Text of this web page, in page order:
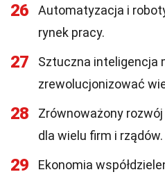
26
Automatyzacja i
rynek pracy.
27
Sztuczna inteligencja
zrewolucjonizować
28
Zrównoważony
dla wielu firm i rządów.
29
Ekonomia